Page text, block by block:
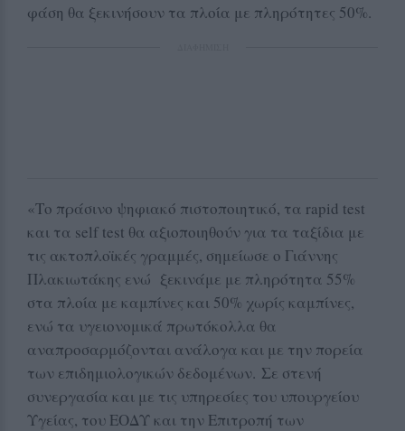
φάση θα ξεκινήσουν τα πλοία με πληρότητες 50%.
«Το πράσινο ψηφιακό πιστοποιητικό, τα rapid test
και τα self test θα αξιοποιηθούν για τα ταξίδια με
τις ακτοπλοϊκές γραμμές, σημείωσε ο Γιάννης
Πλακιωτάκης ενώ ξεκινάμε με πληρότητα 55%
στα πλοία με καμπίνες και 50% χωρίς καμπίνες,
ενώ τα υγειονομικά πρωτόκολλα θα
αναπροσαρμόζονται ανάλογα και με την πορεία
των επιδημιολογικών δεδομένων. Σε στενή
συνεργασία και με τις υπηρεσίες του υπουργείου
Υγείας, του ΕΟΔΥ και την Επιτροπή των